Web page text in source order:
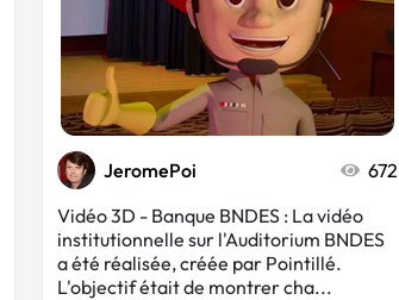
JeromePoi
672
Vidéo 3D - Banque BNDES : La vidéo
institutionnelle sur l'Auditorium BNDES
a été réalisée, créée par Pointillé.
L'objectif était de montrer cha...